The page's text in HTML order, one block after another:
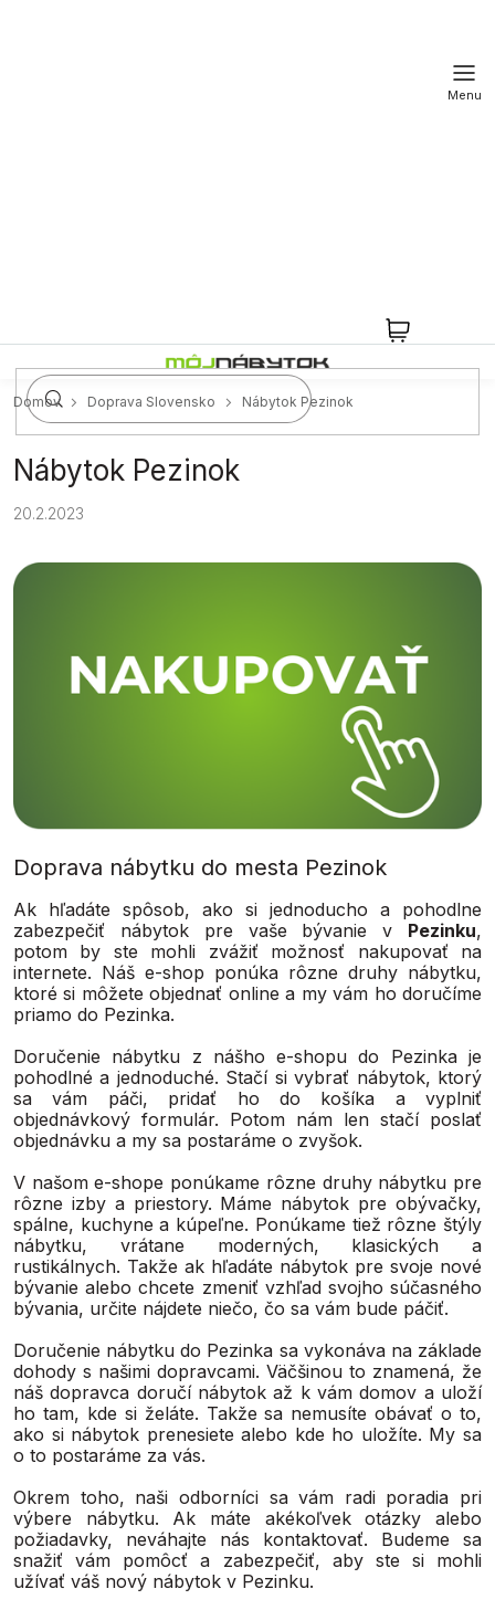
KOŠÍK
Domov Doprava Slovensko Nábytok Pezinok
Nábytok Pezinok
20.2.2023
Doprava nábytku do mesta Pezinok
Ak hľadáte spôsob, ako si jednoducho a pohodlne
zabezpečiť nábytok pre vaše bývanie v Pezinku,
potom by ste mohli zvážiť možnosť nakupovať na
internete. Náš e-shop ponúka rôzne druhy nábytku,
ktoré si môžete objednať online a my vám ho doručíme
priamo do Pezinka.
Doručenie nábytku z nášho e-shopu do Pezinka je
pohodlné a jednoduché. Stačí si vybrať nábytok, ktorý
sa vám páči, pridať ho do košíka a vyplniť
objednávkový formulár. Potom nám len stačí poslať
objednávku a my sa postaráme o zvyšok.
V našom e-shope ponúkame rôzne druhy nábytku pre
rôzne izby a priestory. Máme nábytok pre obývačky,
spálne, kuchyne a kúpeľne. Ponúkame tiež rôzne štýly
nábytku, vrátane moderných, klasických a
rustikálnych. Takže ak hľadáte nábytok pre svoje nové
bývanie alebo chcete zmeniť vzhľad svojho súčasného
bývania, určite nájdete niečo, čo sa vám bude páčiť.
Doručenie nábytku do Pezinka sa vykonáva na základe
dohody s našimi dopravcami. Väčšinou to znamená, že
náš dopravca doručí nábytok až k vám domov a uloží
ho tam, kde si želáte. Takže sa nemusíte obávať o to,
ako si nábytok prenesiete alebo kde ho uložíte. My sa
o to postaráme za vás.
Okrem toho, naši odborníci sa vám radi poradia pri
výbere nábytku. Ak máte akékoľvek otázky alebo
požiadavky, neváhajte nás kontaktovať. Budeme sa
snažiť vám pomôcť a zabezpečiť, aby ste si mohli
užívať váš nový nábytok v Pezinku.